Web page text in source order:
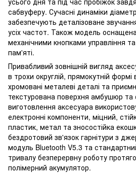
сабвуферу. Сучасні динаміки
забезпечують деталізоване
усіх частот. Також модель
механічними кнопками управління
пам'яті.
Привабливий зовнішній вигляд
в трохи округлій, прямокутній
хромовані металеві деталі та
текстурована поверхня амбушюр
виготовлення аксесуара
електронні компоненти, міцний,
пластик, метал та зносостійка
бездротовий зв'язок гарнітури з
модуль Bluetooth V5.3 та
тривалу безперервну роботу
полімерний акумулятор.